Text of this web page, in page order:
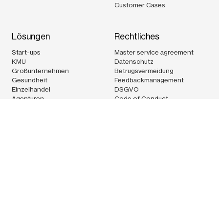
Customer Cases
Lösungen
Start-ups
KMU
Großunternehmen
Gesundheit
Einzelhandel
Agenturen
Rechtliches
Master service agreement
Datenschutz
Betrugsvermeidung
Feedbackmanagement
DSGVO
Code of Conduct